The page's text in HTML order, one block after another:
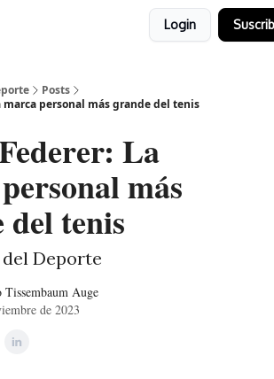
Login
Posts
marca personal más grande del tenis
La
más
del tenis
Deporte
Tissembaum Auge
de 2023